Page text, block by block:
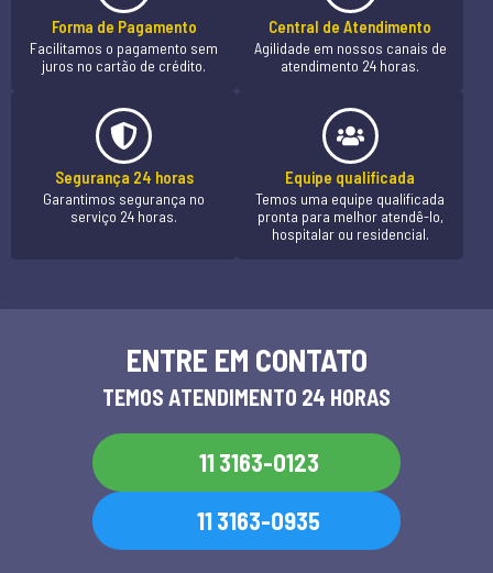
Forma de Pagamento
Facilitamos o pagamento sem
juros no cartão de crédito.
Central de Atendimento
Agilidade em nossos canais de
atendimento 24 horas.
Segurança 24 horas
Garantimos segurança no
serviço 24 horas.
Equipe qualificada
Temos uma equipe qualificada
pronta para melhor atendê-lo,
hospitalar ou residencial.
ENTRE EM CONTATO
TEMOS ATENDIMENTO 24 HORAS
11 3163-0123
11 3163-0935